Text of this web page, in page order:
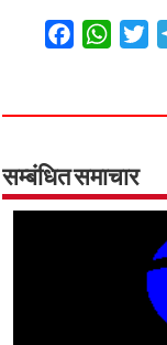
e
o
o
W
t
A
p
t
r
सम्बंधित समाचार